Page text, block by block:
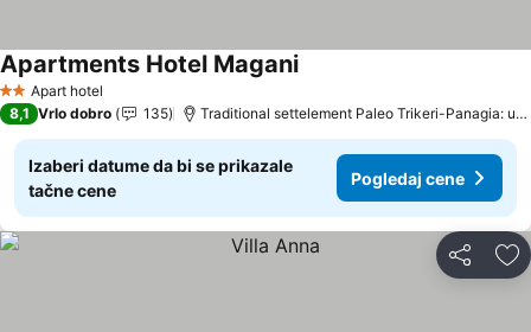
2 Zvezdice
Apart hotel
Apartments Hotel Magani
8,1 Vrlo dobro 135 Traditional settelement Paleo Trikeri-Panagia: udaljenost 17.2 km
Izaberi datume da bi se prikazale
tačne cene
Pogledaj cene
Deli